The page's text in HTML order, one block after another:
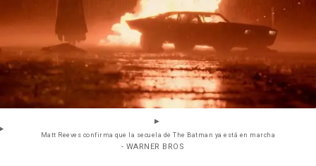
Matt Reeves confirma que la secuela de The Batman ya está en marcha
- WARNER BROS